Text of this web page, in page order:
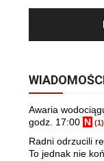
Awaria
godz. 17:00 N (1)
Radni odrzucili
To jednak nie